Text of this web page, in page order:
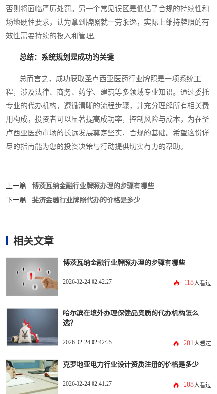
否则将面临严厉处罚。另一个常见误区是低估了合规的持续性和
场地硬性要求，认为拿到牌照就一劳永逸，实际上维持牌照的有
效性需要持续的投入和管理。
总结：系统规划是成功的关键
总而言之，成功获取圣卢西亚医药行业牌照是一项系统工
程，涉及法律、商务、药学、建筑等多领域专业知识。通过委托
专业的代办机构，遵循清晰的流程步骤，并充分理解所有相关费
用构成，投资者可以显著提高成功率，控制风险与成本，为在圣
卢西亚医药市场的长远发展奠定坚实、合规的基础。希望这份详
尽的指南能为您的投资决策与行动提供切实有力的帮助。
上一篇 : 博茨瓦纳金融行业牌照办理的步骤有哪些
下一篇 : 斐济金融行业牌照代办的价格是多少
相关文章
博茨瓦纳金融行业牌照办理的步骤有哪些
2026-02-24 02:42:27 118人看过
哈尔滨在境外办理保健品资质的代办机构怎么
选？
2026-02-24 02:42:25 201人看过
克罗地亚电力行业设计资质注册的价格是多少
2026-02-24 02:41:27 208人看过